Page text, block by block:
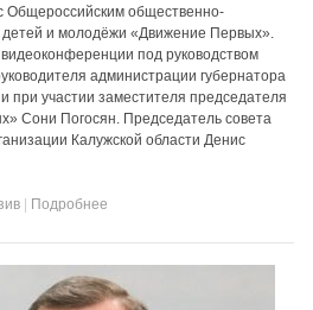
Общероссийским общественно-
и молодёжи «Движение Первых».
под руководством
администрации губернатора
при участии заместителя председателя
Сони Погосян. Председатель совета
Калужской области Денис
Подробнее